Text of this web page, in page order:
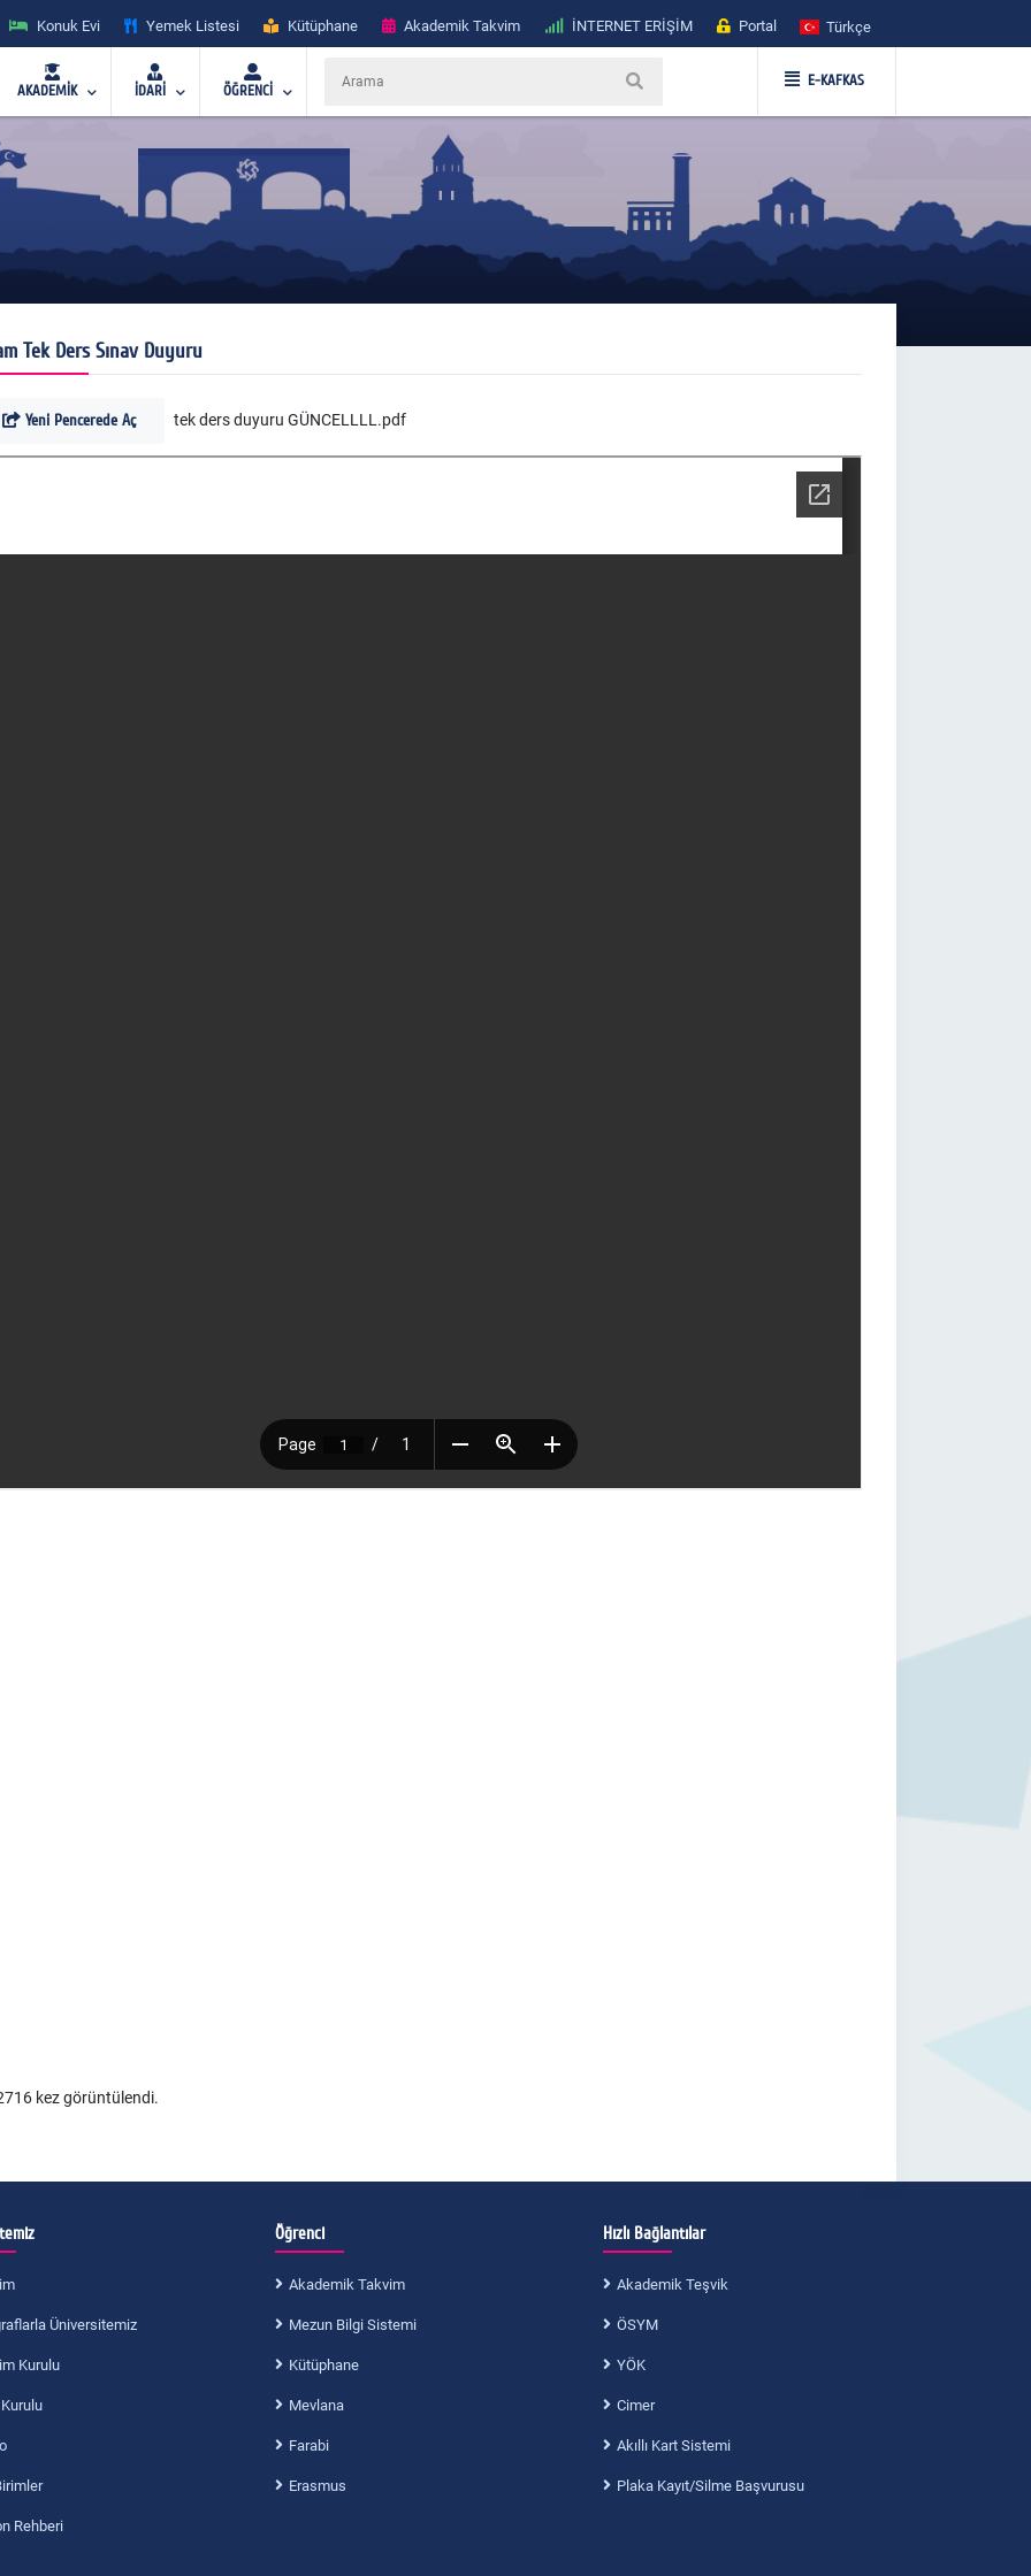
Konuk Evi Yemek Listesi Kütüphane Akademik Takvim İNTERNET ERİŞİM Portal Türkçe
AKADEMİK İDARİ ÖĞRENCİ
E-KAFKAS
Tek Ders Sınav Duyuru
Yeni Pencerede Aç tek ders duyuru GÜNCELLLL.pdf
kez görüntülendi.
Üniversitemiz
Kurulu
Rehberi
Öğrenci
Akademik Takvim
Mezun Bilgi Sistemi
Kütüphane
Mevlana
Farabi
Erasmus
Hızlı Bağlantılar
Akademik Teşvik
ÖSYM
YÖK
Cimer
Akıllı Kart Sistemi
Plaka Kayıt/Silme Başvurusu